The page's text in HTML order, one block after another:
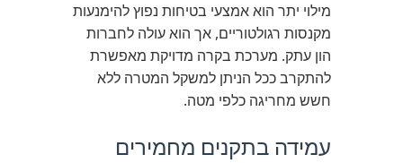
מילוי יתר הוא אמצעי בטיחות נפוץ להימנעות
מקנסות רגולטוריים, אך הוא עולה לחברות
הון עתק. מערכת בקרה מדויקת מאפשרת
להתקרב ככל הניתן למשקל המטרה ללא
חשש מחריגה כלפי מטה.
עמידה בתקנים מחמירים